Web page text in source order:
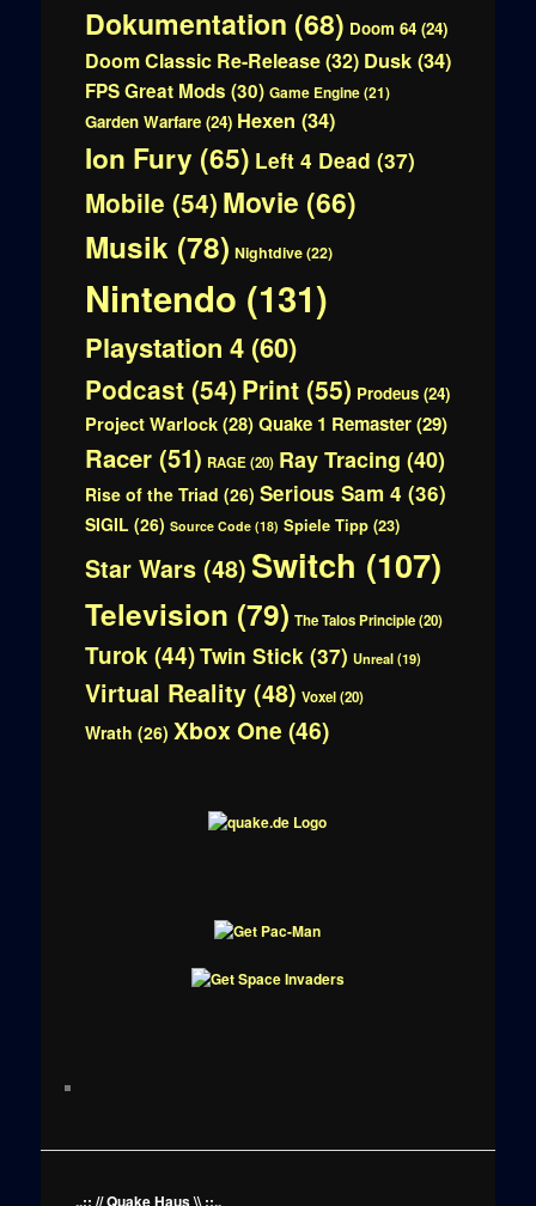
Dokumentation (68) Doom 64(24)
Doom Classic Re-Release(32) Dusk(34)
FPS Great Mods (30) Game Engine(21)
Garden Warfare(24) Hexen (34)
Ion Fury (65) Left 4 Dead (37)
Mobile (54) Movie (66)
Musik(78) Nightdive(22)
Nintendo (131)
Playstation 4(60)
Podcast(54) Print(55) Prodeus(24)
Project Warlock(28) Quake 1 Remaster(29)
Racer(51) RAGE(20) Ray Tracing (40)
Rise of the Triad (26) Serious Sam 4 (36)
SIGIL (26) Source Code(18) Spiele Tipp(23)
Star Wars(48) Switch (107)
Television (79) The Talos Principle(20)
Turok (44)Twin Stick(37) Unreal(19)
Virtual Reality(48) Voxel(20)
Wrath (26) Xbox One(46)
..:: // Quake Haus \\ ::..